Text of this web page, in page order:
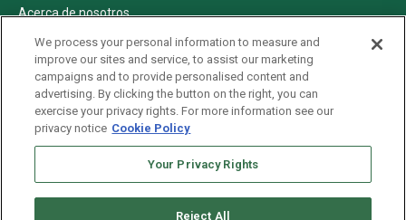
Acerca de nosotros
Politica de privacidad
Pautas Editoriales
AdChoices
Advertise with us
Newsletters
We process your personal information to measure and
improve our sites and service, to assist our marketing
campaigns and to provide personalised content and
advertising. By clicking the button on the right, you can
exercise your privacy rights. For more information see our
privacy notice Cookie Policy
Your Privacy Rights
Reject All